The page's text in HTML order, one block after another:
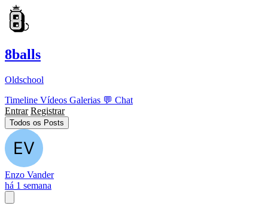
8balls
Oldschool
Timeline Vídeos Galerias 💬 Chat
Entrar Registrar
Todos os Posts
Enzo Vander
há 1 semana